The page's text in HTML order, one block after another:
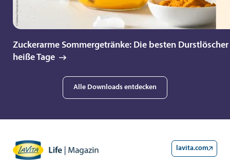
Zuckerarme Sommergetränke: Die besten
heiße Tage
Alle Downloads entdecken
lavita.com